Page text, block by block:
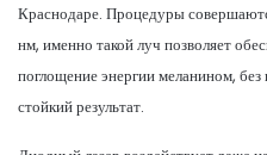
Краснодаре. Процедуры
нм, именно такой луч позволяет
поглощение энергии меланином,
стойкий результат.